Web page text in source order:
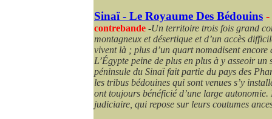
Sinaï - Le Royaume Des Bédouins -
contrebande -Un territoire trois fois grand
montagneux et désertique et d’un accès
vivent là ; plus d’un quart nomadisent encore
L’Égypte peine de plus en plus à y asseoir
péninsule du Sinaï fait partie du pays des
les tribus bédouines qui sont venues s’y
ont toujours bénéficié d’une large
judiciaire, qui repose sur leurs coutumes